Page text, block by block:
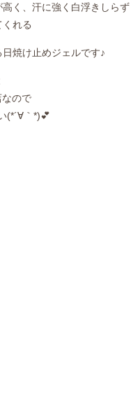
く、汗に強く白浮きしらず
れる
焼け止めジェルです♪
ので
(*´∀｀*)💕